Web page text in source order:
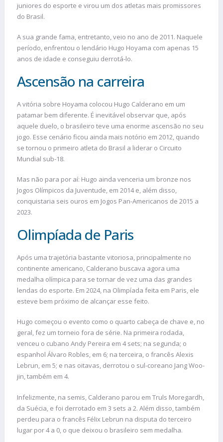
juniores do esporte e virou um dos atletas mais promissores
do Brasil.
A sua grande fama, entretanto, veio no ano de 2011. Naquele
período, enfrentou o lendário Hugo Hoyama com apenas 15
anos de idade e conseguiu derrotá-lo.
Ascensão na carreira
A vitória sobre Hoyama colocou Hugo Calderano em um
patamar bem diferente. É inevitável observar que, após
aquele duelo, o brasileiro teve uma enorme ascensão no seu
jogo. Esse cenário ficou ainda mais notório em 2012, quando
se tornou o primeiro atleta do Brasil a liderar o Circuito
Mundial sub-18.
Mas não para por aí: Hugo ainda venceria um bronze nos
Jogos Olímpicos da Juventude, em 2014 e, além disso,
conquistaria seis ouros em Jogos Pan-Americanos de 2015 a
2023.
Olimpíada de Paris
Após uma trajetória bastante vitoriosa, principalmente no
continente americano, Calderano buscava agora uma
medalha olímpica para se tornar de vez uma das grandes
lendas do esporte. Em 2024, na Olimpíada feita em Paris, ele
esteve bem próximo de alcançar esse feito.
Hugo começou o evento como o quarto cabeça de chave e, no
geral, fez um torneio fora de série. Na primeira rodada,
venceu o cubano Andy Pereira em 4 sets; na segunda; o
espanhol Álvaro Robles, em 6; na terceira, o francês Alexis
Lebrun, em 5; e nas oitavas, derrotou o sul-coreano Jang Woo-
jin, também em 4.
Infelizmente, na semis, Calderano parou em Truls Moregardh,
da Suécia, e foi derrotado em 3 sets a 2. Além disso, também
perdeu para o francês Félix Lebrun na disputa do terceiro
lugar por 4 a 0, o que deixou o brasileiro sem medalha.